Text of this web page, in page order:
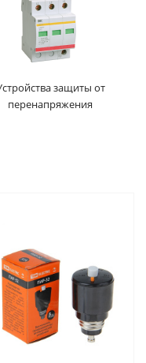
защиты от
перенапряжения